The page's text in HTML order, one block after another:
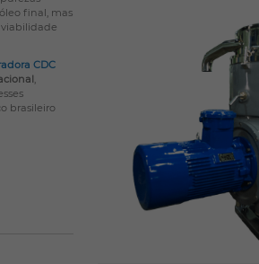
final, mas
CDC
,
brasileiro